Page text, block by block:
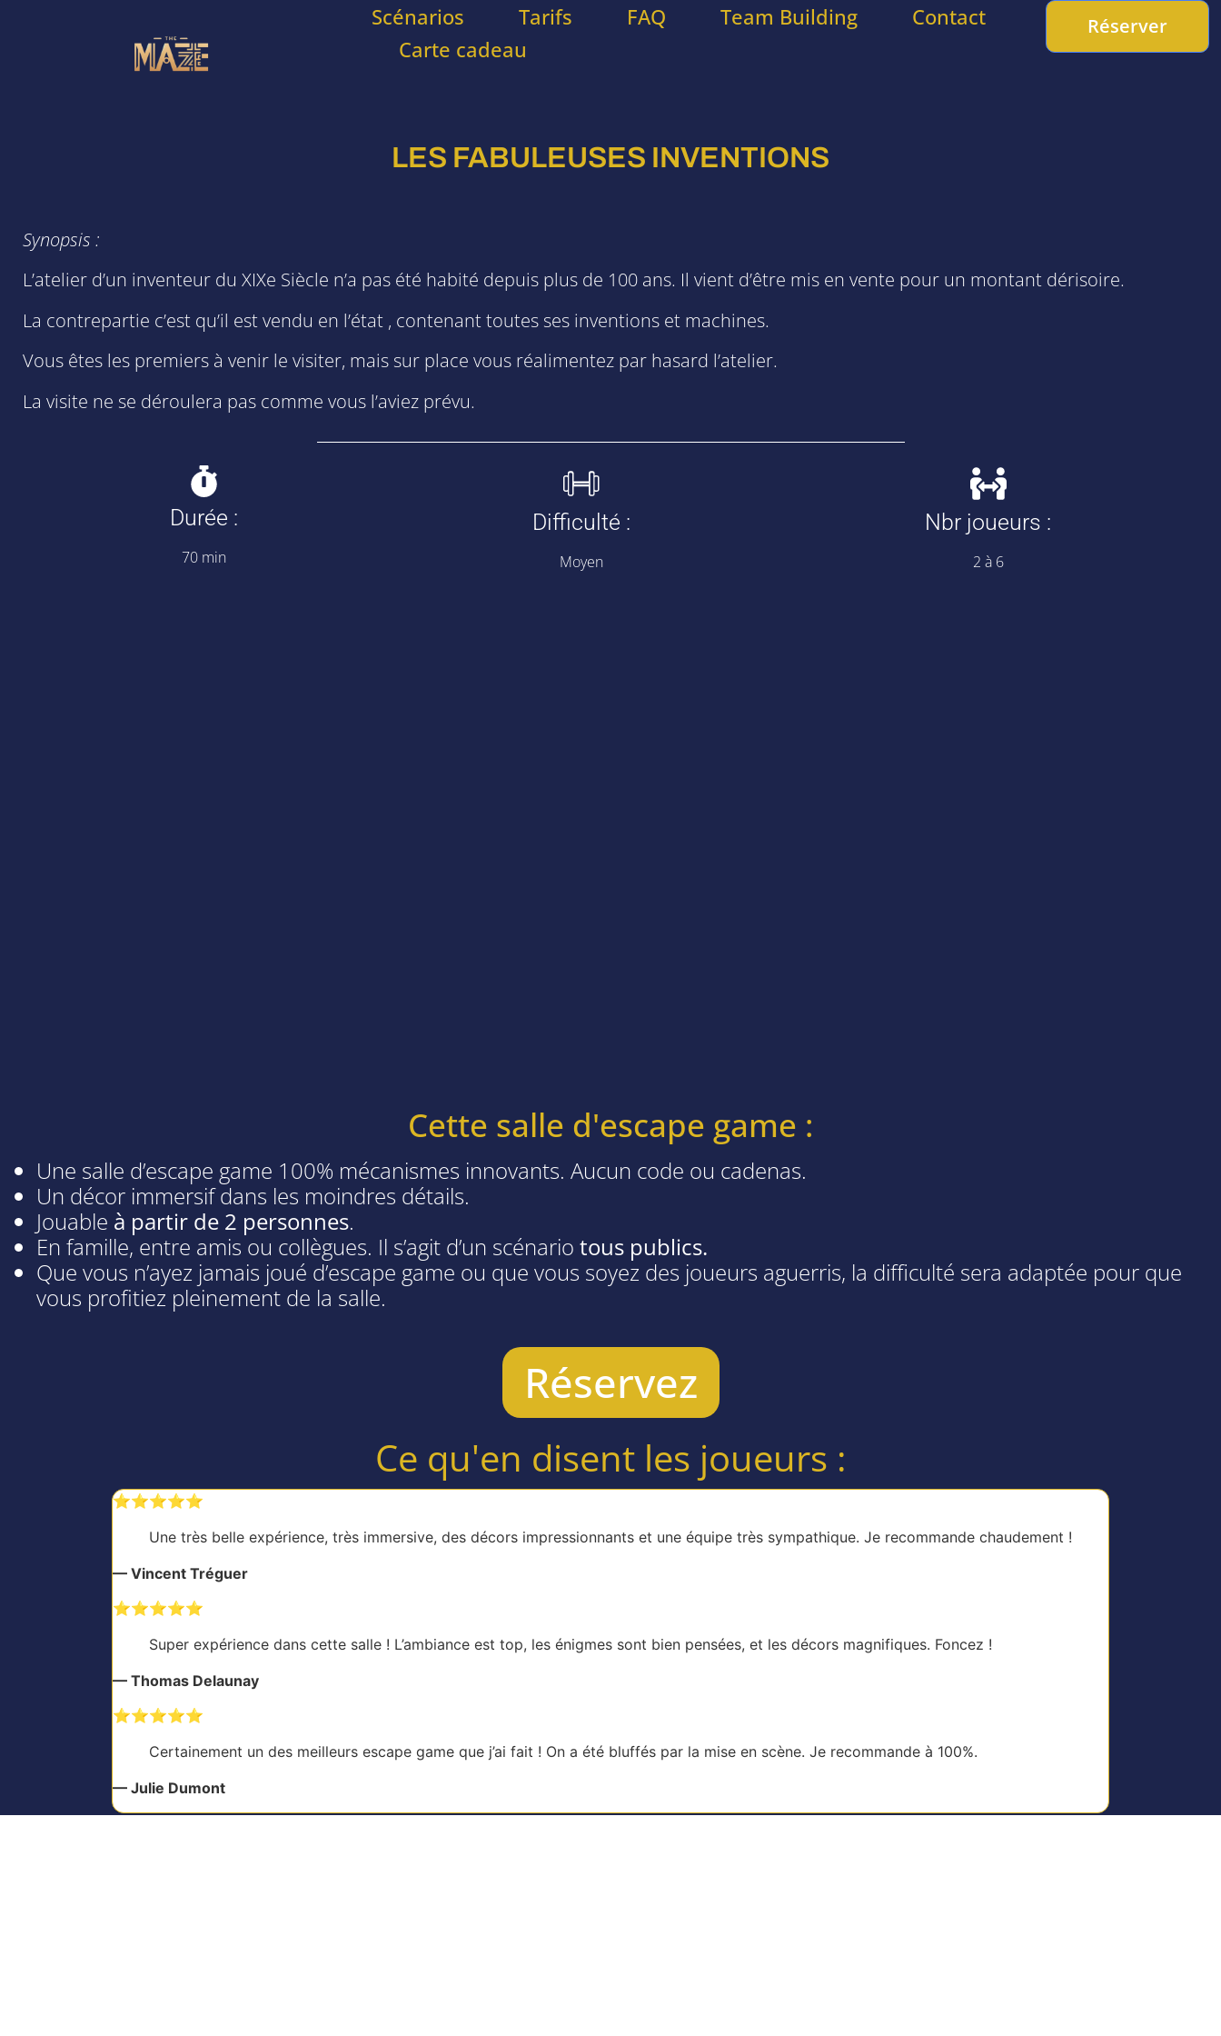
Scénarios Tarifs FAQ Team Building
Contact
Carte cadeau
Réserver
LES FABULEUSES INVENTIONS
Synopsis :
L’atelier d’un inventeur du XIXe Siècle n’a pas été habité depuis plus de 100 ans. Il vient d’être mis en vente pour un montant dérisoire.
La contrepartie c’est qu’il est vendu en l’état , contenant toutes ses inventions et machines.
Vous êtes les premiers à venir le visiter, mais sur place vous réalimentez par hasard l’atelier.
La visite ne se déroulera pas comme vous l’aviez prévu.
Durée :
70 min
Difficulté :
Moyen
Nbr joueurs :
2 à 6
Cette salle d'escape game :
Une salle d’escape game 100% mécanismes innovants. Aucun code ou cadenas.
Un décor immersif dans les moindres détails.
Jouable à partir de 2 personnes.
En famille, entre amis ou collègues. Il s’agit d’un scénario tous publics.
Que vous n’ayez jamais joué d’escape game ou que vous soyez des joueurs aguerris, la difficulté sera adaptée pour que
vous profitiez pleinement de la salle.
Réservez
Ce qu'en disent les joueurs :
⭐️⭐️⭐️⭐️⭐️
Une très belle expérience, très immersive, des décors impressionnants et une équipe très sympathique. Je recommande chaudement !
— Vincent Tréguer
⭐️⭐️⭐️⭐️⭐️
Super expérience dans cette salle ! L’ambiance est top, les énigmes sont bien pensées, et les décors magnifiques. Foncez !
— Thomas Delaunay
⭐️⭐️⭐️⭐️⭐️
Certainement un des meilleurs escape game que j’ai fait ! On a été bluffés par la mise en scène. Je recommande à 100%.
— Julie Dumont